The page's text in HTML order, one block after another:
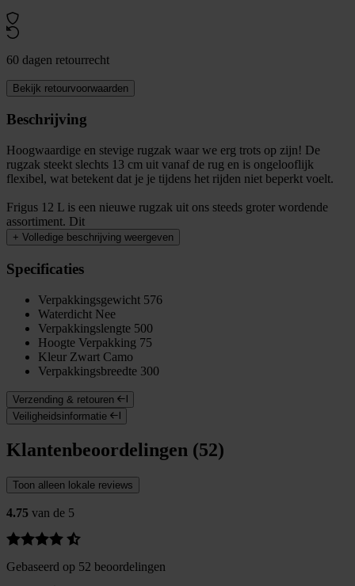
60 dagen retourrecht
Bekijk retourvoorwaarden
Beschrijving
Hoogwaardige en stevige rugzak waar we erg trots op zijn! De
rugzak steekt slechts 13 cm uit vanaf de rug en is ongelooflijk
flexibel, wat betekent dat je je tijdens het rijden niet beperkt voelt.
Frigus 12 L is een nieuwe rugzak uit ons steeds groter wordende
assortiment. Dit
+ Volledige beschrijving weergeven
Specificaties
Verpakkingsgewicht 576
Waterdicht Nee
Verpakkingslengte 500
Hoogte Verpakking 75
Kleur Zwart Camo
Verpakkingsbreedte 300
Verzending & retouren
Veiligheidsinformatie
Klantenbeoordelingen (52)
Toon alleen lokale reviews
4.75 van de 5
Gebaseerd op 52 beoordelingen